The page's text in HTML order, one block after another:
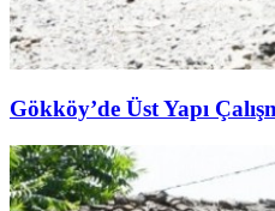
Gökköy’de Üst Yapı